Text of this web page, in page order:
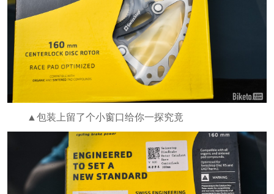
▲包装上留了个小窗口给你一探究竟